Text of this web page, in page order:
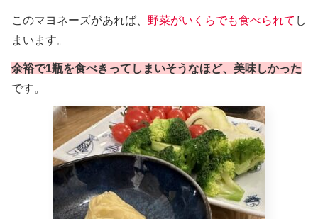
このマヨネーズがあれば、 野菜がいくらでも食べられて し
まいます。
余裕で1瓶を食べきってしまいそうなほど、美味しかった
です。